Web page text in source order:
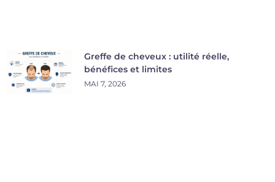
Greffe de cheveux : utilité réelle,
bénéfices et limites
MAI 7, 2026